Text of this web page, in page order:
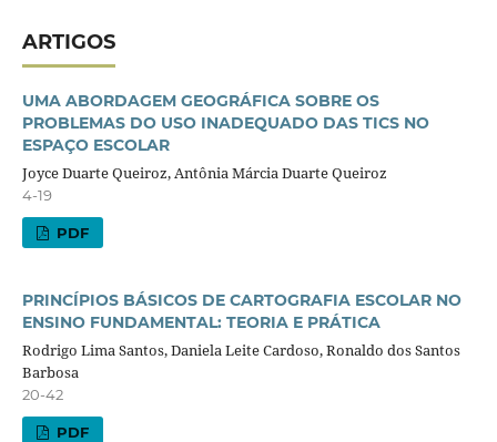
ARTIGOS
UMA ABORDAGEM GEOGRÁFICA SOBRE OS
PROBLEMAS DO USO INADEQUADO DAS TICS NO
ESPAÇO ESCOLAR
Joyce Duarte Queiroz, Antônia Márcia Duarte Queiroz
4-19
PDF
PRINCÍPIOS BÁSICOS DE CARTOGRAFIA ESCOLAR NO
ENSINO FUNDAMENTAL: TEORIA E PRÁTICA
Rodrigo Lima Santos, Daniela Leite Cardoso, Ronaldo dos Santos
Barbosa
20-42
PDF